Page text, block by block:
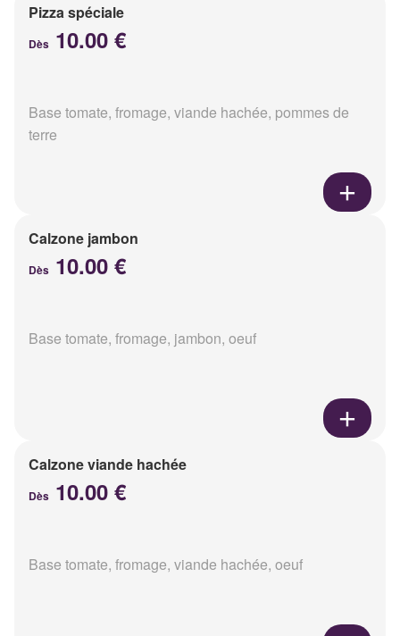
Pizza spéciale
Dès 10.00 €
Base tomate, fromage, viande hachée, pommes de
terre
Calzone jambon
Dès 10.00 €
Base tomate, fromage, jambon, oeuf
Calzone viande hachée
Dès 10.00 €
Base tomate, fromage, viande hachée, oeuf